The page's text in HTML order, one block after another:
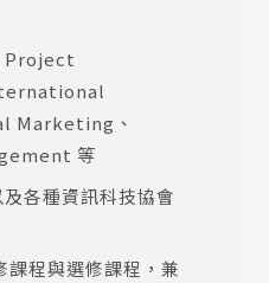
Project
Marketing、
等
各種資訊科技協會
課程與選修課程，兼